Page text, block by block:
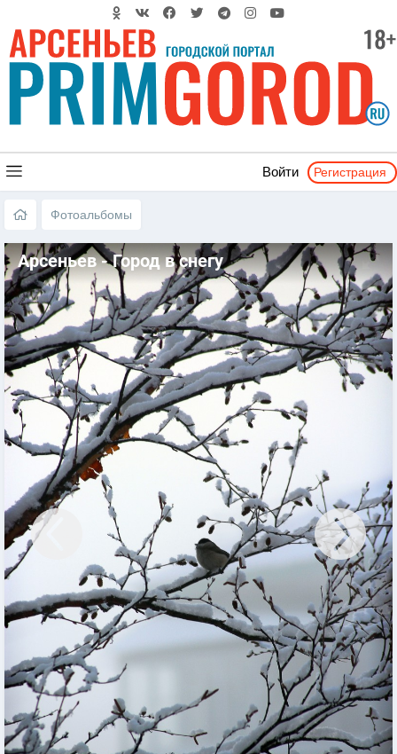
Войти Регистрация
Фотоальбомы
Арсеньев - Город в снегу